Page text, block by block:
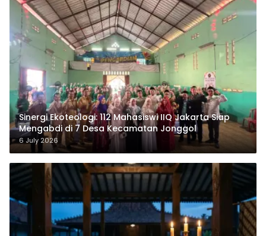
‎Sinergi Ekoteologi: 112 Mahasiswi IIQ Jakarta Siap
Mengabdi di 7 Desa Kecamatan Jonggol
6 July 2026